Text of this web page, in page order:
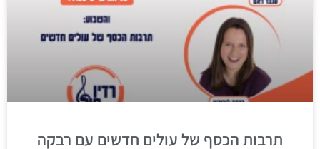
תרבות הכסף של עולים חדשים עם רבקה